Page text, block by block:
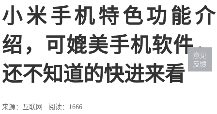
小米手机特色功能介
绍，可媲美手机软件，
还不知道的快进来看
来源：互联网 阅读：1666